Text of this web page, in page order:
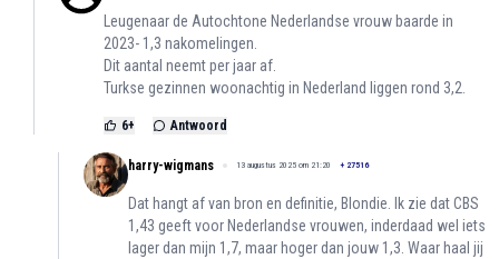
Leugenaar de Autochtone Nederlandse vrouw baarde in
2023- 1,3 nakomelingen.
Dit aantal neemt per jaar af.
Turkse gezinnen woonachtig in Nederland liggen rond 3,2.
6+ Antwoord
harry-wigmans 13 augustus 2025 om 21:20 + 27516
Dat hangt af van bron en definitie, Blondie. Ik zie dat CBS
1,43 geeft voor Nederlandse vrouwen, inderdaad wel iets
lager dan mijn 1,7, maar hoger dan jouw 1,3. Waar haal jij